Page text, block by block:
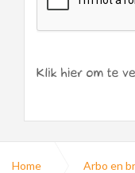
Home Arbo en